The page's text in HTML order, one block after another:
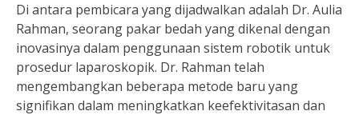
Di antara pembicara yang dijadwalkan adalah Dr. Aulia
Rahman, seorang pakar bedah yang dikenal dengan
inovasinya dalam penggunaan sistem robotik untuk
prosedur laparoskopik. Dr. Rahman telah
mengembangkan beberapa metode baru yang
signifikan dalam meningkatkan keefektivitasan dan